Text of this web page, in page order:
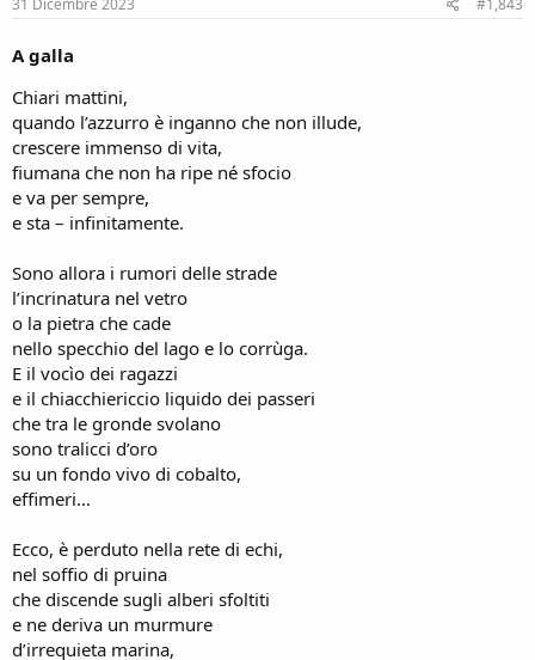
A galla
Chiari mattini,
quando l’azzurro è inganno che non illude,
crescere immenso di vita,
fiumana che non ha ripe né sfocio
e va per sempre,
e sta – infinitamente.
Sono allora i rumori delle strade
l’incrinatura nel vetro
o la pietra che cade
nello specchio del lago e lo corrùga.
E il vocìo dei ragazzi
e il chiacchiericcio liquido dei passeri
che tra le gronde svolano
sono tralicci d’oro
su un fondo vivo di cobalto,
effimeri…
Ecco, è perduto nella rete di echi,
nel soffio di pruina
che discende sugli alberi sfoltiti
e ne deriva un murmure
d’irrequieta marina,